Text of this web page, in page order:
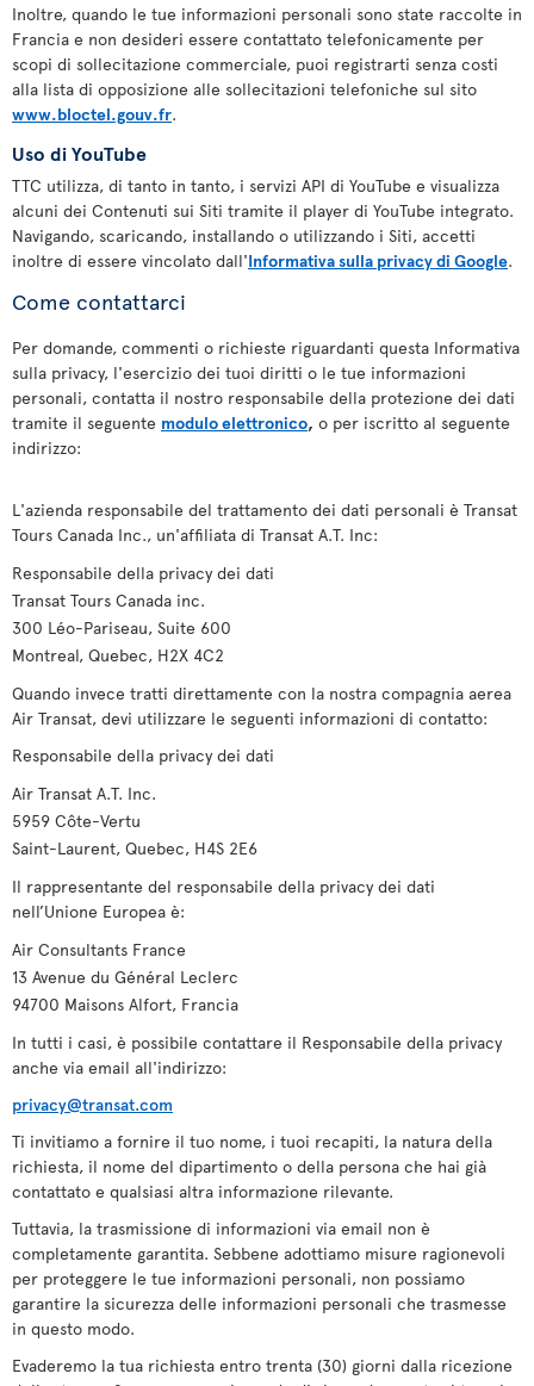
Inoltre, quando le tue informazioni personali sono state raccolte in
Francia e non desideri essere contattato telefonicamente per
scopi di sollecitazione commerciale, puoi registrarti senza costi
alla lista di opposizione alle sollecitazioni telefoniche sul sito
www.bloctel.gouv.fr.
Uso di YouTube
TTC utilizza, di tanto in tanto, i servizi API di YouTube e visualizza
alcuni dei Contenuti sui Siti tramite il player di YouTube integrato.
Navigando, scaricando, installando o utilizzando i Siti, accetti
inoltre di essere vincolato dall'Informativa sulla privacy di Google.
Come contattarci
Per domande, commenti o richieste riguardanti questa Informativa
sulla privacy, l'esercizio dei tuoi diritti o le tue informazioni
personali, contatta il nostro responsabile della protezione dei dati
tramite il seguente modulo elettronico, o per iscritto al seguente
indirizzo:
L'azienda responsabile del trattamento dei dati personali è Transat
Tours Canada Inc., un'affiliata di Transat A.T. Inc:
Responsabile della privacy dei dati
Transat Tours Canada inc.
300 Léo-Pariseau, Suite 600
Montreal, Quebec, H2X 4C2
Quando invece tratti direttamente con la nostra compagnia aerea
Air Transat, devi utilizzare le seguenti informazioni di contatto:
Responsabile della privacy dei dati
Air Transat A.T. Inc.
5959 Côte-Vertu
Saint-Laurent, Quebec, H4S 2E6
Il rappresentante del responsabile della privacy dei dati
nell’Unione Europea è:
Air Consultants France
13 Avenue du Général Leclerc
94700 Maisons Alfort, Francia
In tutti i casi, è possibile contattare il Responsabile della privacy
anche via email all'indirizzo:
privacy@transat.com
Ti invitiamo a fornire il tuo nome, i tuoi recapiti, la natura della
richiesta, il nome del dipartimento o della persona che hai già
contattato e qualsiasi altra informazione rilevante.
Tuttavia, la trasmissione di informazioni via email non è
completamente garantita. Sebbene adottiamo misure ragionevoli
per proteggere le tue informazioni personali, non possiamo
garantire la sicurezza delle informazioni personali che trasmesse
in questo modo.
Evaderemo la tua richiesta entro trenta (30) giorni dalla ricezione